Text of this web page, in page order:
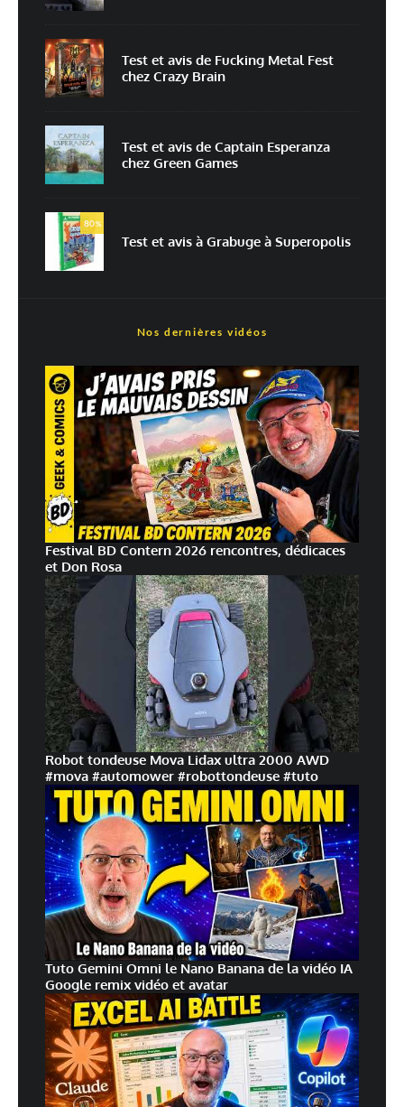
mon prochain commentaire.
Prévenez-moi de tous les nouveaux commentaires par e-mail.
Prévenez-moi de tous les nouveaux articles par e-mail.
traitées
Test et avis de Fucking Metal Fest
chez Crazy Brain
Test et avis de Captain Esperanza
chez Green Games
80%
Test et avis à Grabuge à Superopolis
Nos dernières vidéos
Festival BD Contern 2026 rencontres, dédicaces
et Don Rosa
Robot tondeuse Mova Lidax ultra 2000 AWD
#mova #automower #robottondeuse #tuto
Tuto Gemini Omni le Nano Banana de la vidéo IA
Google remix vidéo et avatar